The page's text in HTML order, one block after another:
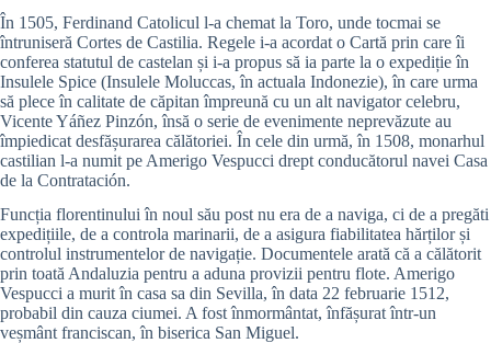
În 1505, Ferdinand Catolicul l-a chemat la Toro, unde tocmai se
întruniseră Cortes de Castilia. Regele i-a acordat o Cartă prin care îi
conferea statutul de castelan și i-a propus să ia parte la o expediție în
Insulele Spice (Insulele Moluccas, în actuala Indonezie), în care urma
să plece în calitate de căpitan împreună cu un alt navigator celebru,
Vicente Yáñez Pinzón, însă o serie de evenimente neprevăzute au
împiedicat desfășurarea călătoriei. În cele din urmă, în 1508, monarhul
castilian l-a numit pe Amerigo Vespucci drept conducătorul navei Casa
de la Contratación.
Funcția florentinului în noul său post nu era de a naviga, ci de a pregăti
expedițiile, de a controla marinarii, de a asigura fiabilitatea hărților și
controlul instrumentelor de navigație. Documentele arată că a călătorit
prin toată Andaluzia pentru a aduna provizii pentru flote. Amerigo
Vespucci a murit în casa sa din Sevilla, în data 22 februarie 1512,
probabil din cauza ciumei. A fost înmormântat, înfășurat într-un
veșmânt franciscan, în biserica San Miguel.